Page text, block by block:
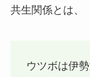
共生関係とは、
ウツボは伊